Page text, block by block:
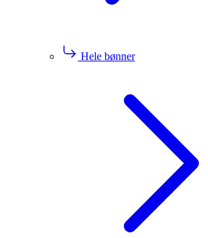
Hele bønner